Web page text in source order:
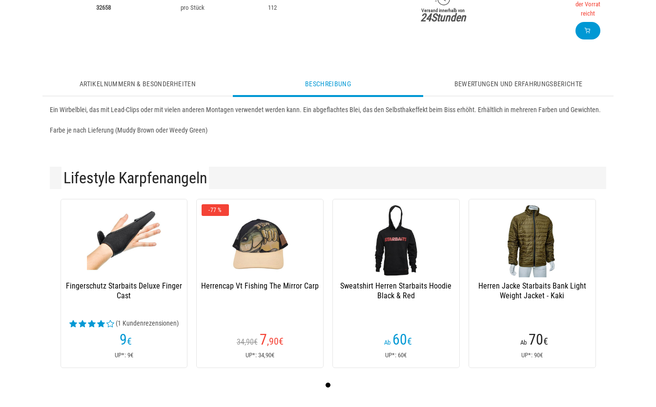
32658 pro Stück 112 Versand innerhalb von
24Stunden
der Vorrat
reicht
ARTIKELNUMMERN & BESONDERHEITEN BESCHREIBUNG BEWERTUNGEN UND ERFAHRUNGSBERICHTE
Ein Wirbelblei, das mit Lead-Clips oder mit vielen anderen Montagen verwendet werden kann. Ein abgeflachtes Blei, das den Selbsthakeffekt beim Biss erhöht. Erhältlich in mehreren Farben und Gewichten.
Farbe je nach Lieferung (Muddy Brown oder Weedy Green)
Lifestyle Karpfenangeln
Fingerschutz Starbaits Deluxe Finger
Cast
(1 Kundenrezensionen)
9€
UP*: 9€
-77 %
Herrencap Vt Fishing The Mirror Carp
34,90€ 7,90€
UP*: 34,90€
Sweatshirt Herren Starbaits Hoodie
Black & Red
Ab 60€
UP*: 60€
Herren Jacke Starbaits Bank Light
Weight Jacket - Kaki
Ab 70€
UP*: 90€